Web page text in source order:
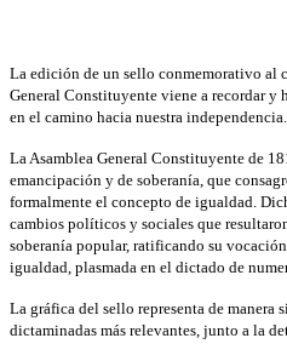
La edición de un sello conmemorativo al
General Constituyente viene a recordar y
en el camino hacia nuestra independencia.
La Asamblea General Constituyente de
emancipación y de soberanía, que
formalmente el concepto de igualdad.
cambios políticos y sociales que
soberanía popular, ratificando su
igualdad, plasmada en el dictado de
La gráfica del sello representa de manera
dictaminadas más relevantes, junto a la